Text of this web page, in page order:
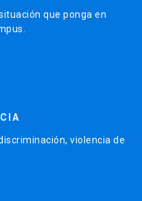
que ponga en
violencia de